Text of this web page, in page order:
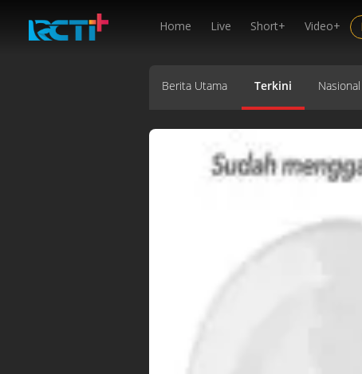
Home Live Short+ Video+
Berita Utama Terkini Nasional